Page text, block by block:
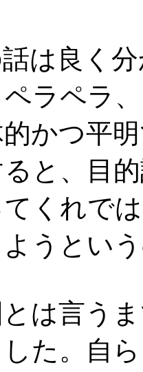
は良く分
ラペラ
かつ平
と、目
くれで
うとい
は言う
た。自